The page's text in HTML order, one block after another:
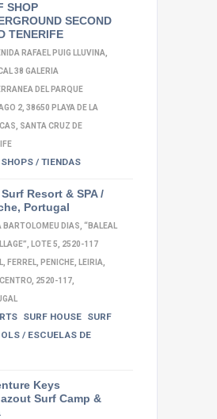
SHOP
SECOND
TENERIFE
RAFAEL PUIG LLUVINA,
38 GALERIA
DEL PARQUE
2, 38650 PLAYA DE LA
SANTA CRUZ DE
/ TIENDAS
Resort & SPA /
Portugal
BARTOLOMEU DIAS, “BALEAL
LOTE 5, 2520-117
FERREL, PENICHE, LEIRIA,
2520-117,
SURF HOUSE SURF
/ ESCUELAS DE
Keys
Surf Camp &